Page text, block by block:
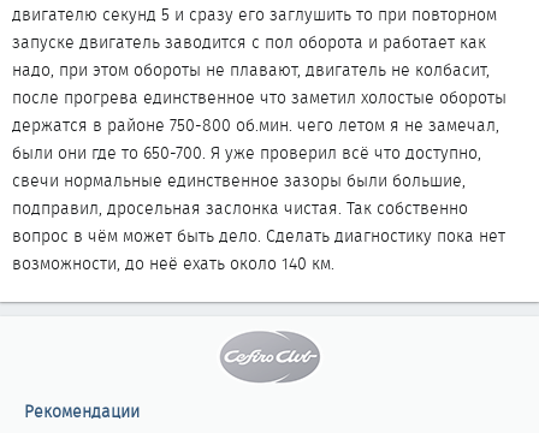
двигателю секунд 5 и сразу его заглушить то при повторном
запуске двигатель заводится с пол оборота и работает как
надо, при этом обороты не плавают, двигатель не колбасит,
после прогрева единственное что заметил холостые обороты
держатся в районе 750-800 об.мин. чего летом я не замечал,
были они где то 650-700. Я уже проверил всё что доступно,
свечи нормальные единственное зазоры были большие,
подправил, дросельная заслонка чистая. Так собственно
вопрос в чём может быть дело. Сделать диагностику пока нет
возможности, до неё ехать около 140 км.
Рекомендации